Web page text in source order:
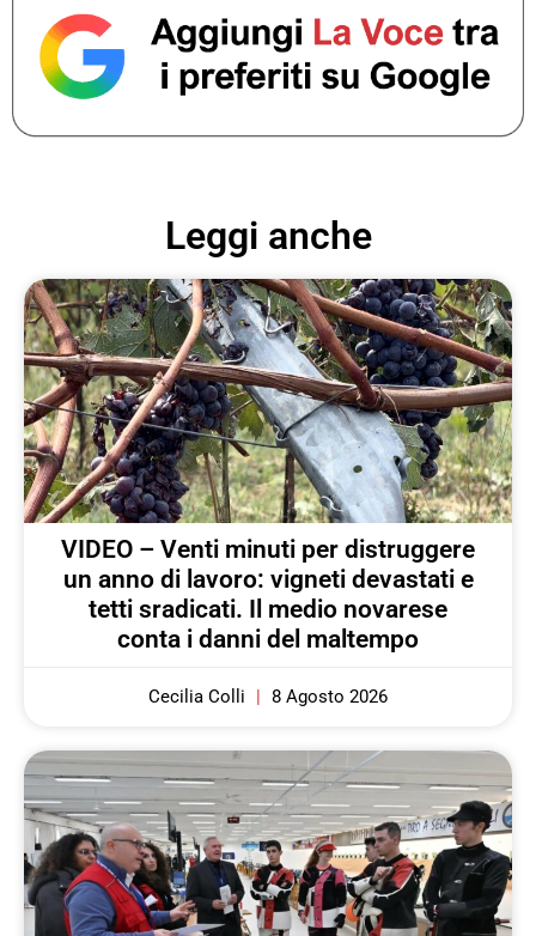
Leggi anche
VIDEO – Venti minuti per distruggere
un anno di lavoro: vigneti devastati e
tetti sradicati. Il medio novarese
conta i danni del maltempo
Cecilia Colli 8 Agosto 2026